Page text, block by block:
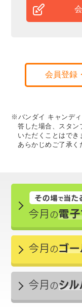
会員登録
※バンダイ キャンデ
答した場合、スタン
いただくことはでき
あらかじめご了承く